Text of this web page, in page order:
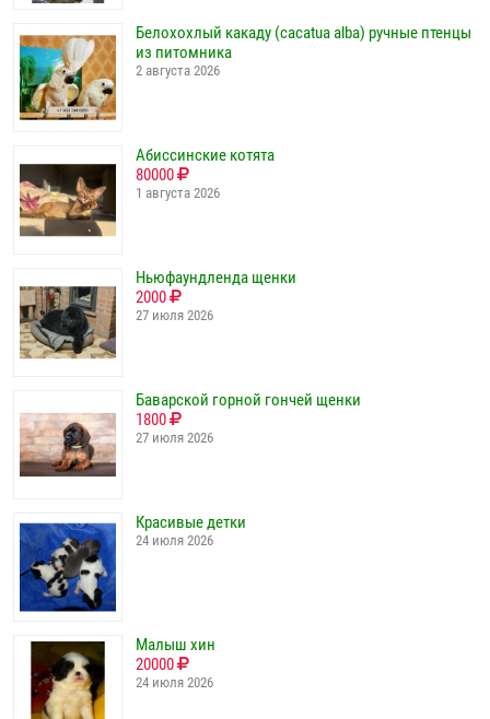
Белохохлый какаду (cacatua alba) ручные птенцы
из питомника
2 августа 2026
Абиссинские котята
80000
1 августа 2026
Ньюфаундленда щенки
2000
27 июля 2026
Баварской горной гончей щенки
1800
27 июля 2026
Красивые детки
24 июля 2026
Малыш хин
20000
24 июля 2026